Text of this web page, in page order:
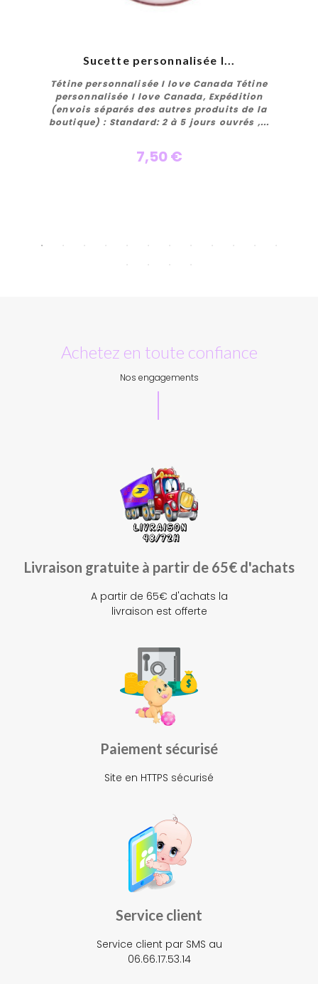
Sucette personnalisée I...
Tétine personnalisée I love Canada Tétine
personnalisée I love Canada, Expédition
(envois séparés des autres produits de la
boutique) : Standard: 2 à 5 jours ouvrés ,...
7,50 €
Achetez en toute confiance
Nos engagements
Livraison gratuite à partir de 65€ d'achats
A partir de 65€ d'achats la
livraison est offerte
Paiement sécurisé
Site en HTTPS sécurisé
Service client
Service client par SMS au
06.66.17.53.14